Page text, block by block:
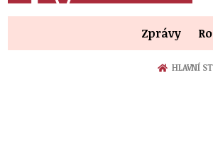
Zprávy
HLAVNÍ